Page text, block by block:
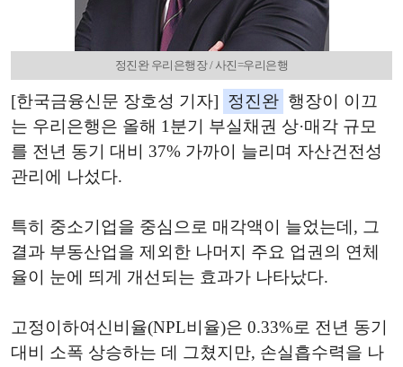
정진완 우리은행장 / 사진=우리은행
[한국금융신문 장호성 기자] 정진완 행장이 이끄
는 우리은행은 올해 1분기 부실채권 상·매각 규모
를 전년 동기 대비 37% 가까이 늘리며 자산건전성
관리에 나섰다.
특히 중소기업을 중심으로 매각액이 늘었는데, 그
결과 부동산업을 제외한 나머지 주요 업권의 연체
율이 눈에 띄게 개선되는 효과가 나타났다.
고정이하여신비율(NPL비율)은 0.33%로 전년 동기
대비 소폭 상승하는 데 그쳤지만, 손실흡수력을 나